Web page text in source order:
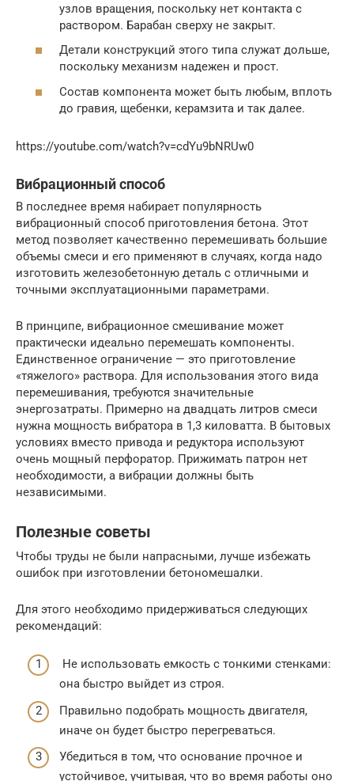
узлов вращения, поскольку нет контакта с
раствором. Барабан сверху не закрыт.
Детали конструкций этого типа служат дольше,
поскольку механизм надежен и прост.
Состав компонента может быть любым, вплоть
до гравия, щебенки, керамзита и так далее.
https://youtube.com/watch?v=cdYu9bNRUw0
Вибрационный способ
В последнее время набирает популярность
вибрационный способ приготовления бетона. Этот
метод позволяет качественно перемешивать большие
объемы смеси и его применяют в случаях, когда надо
изготовить железобетонную деталь с отличными и
точными эксплуатационными параметрами.
В принципе, вибрационное смешивание может
практически идеально перемешать компоненты.
Единственное ограничение — это приготовление
«тяжелого» раствора. Для использования этого вида
перемешивания, требуются значительные
энергозатраты. Примерно на двадцать литров смеси
нужна мощность вибратора в 1,3 киловатта. В бытовых
условиях вместо привода и редуктора используют
очень мощный перфоратор. Прижимать патрон нет
необходимости, а вибрации должны быть
независимыми.
Полезные советы
Чтобы труды не были напрасными, лучше избежать
ошибок при изготовлении бетономешалки.
Для этого необходимо придерживаться следующих
рекомендаций:
Не использовать емкость с тонкими стенками:
она быстро выйдет из строя.
Правильно подобрать мощность двигателя,
иначе он будет быстро перегреваться.
Убедиться в том, что основание прочное и
устойчивое, учитывая, что во время работы оно